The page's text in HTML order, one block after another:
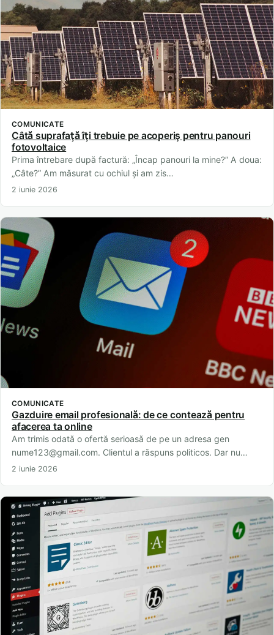
COMUNICATE
Câtă suprafață îți trebuie pe acoperiș pentru panouri
fotovoltaice
Prima întrebare după factură: „Încap panouri la mine?” A doua:
„Câte?” Am măsurat cu ochiul și am zis…
2 iunie 2026
COMUNICATE
Gazduire email profesională: de ce contează pentru
afacerea ta online
Am trimis odată o ofertă serioasă de pe un adresa gen
nume123@gmail.com. Clientul a răspuns politicos. Dar nu…
2 iunie 2026